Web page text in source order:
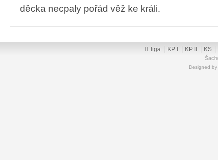
děcka necpaly pořád věž ke králi.
II. liga KP I KP II KS
Designed by